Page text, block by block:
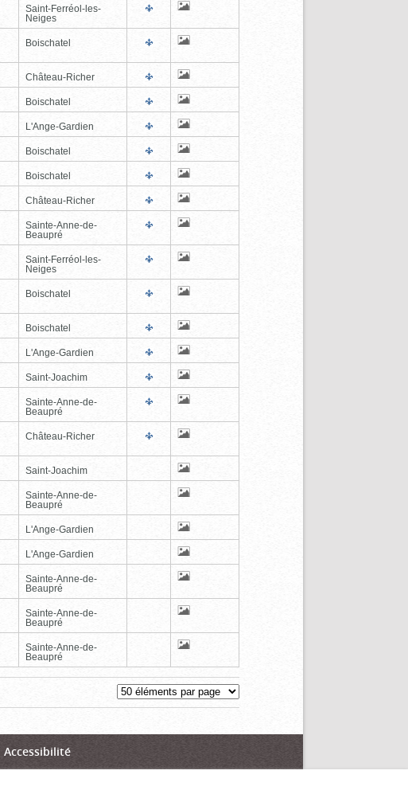
Saint-Ferréol-les-
Neiges
Boischatel
Château-Richer
Boischatel
L'Ange-Gardien
Boischatel
Boischatel
Château-Richer
Sainte-Anne-de-
Beaupré
Saint-Ferréol-les-
Neiges
Boischatel
Boischatel
L'Ange-Gardien
Saint-Joachim
Sainte-Anne-de-
Beaupré
Château-Richer
Saint-Joachim
Sainte-Anne-de-
Beaupré
L'Ange-Gardien
L'Ange-Gardien
Sainte-Anne-de-
Beaupré
Sainte-Anne-de-
Beaupré
Sainte-Anne-de-
Beaupré
Accessibilité